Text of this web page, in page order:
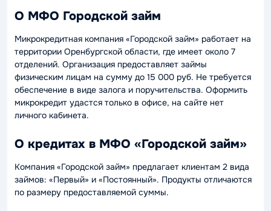
О МФО Городской займ
Микрокредитная компания «Городской займ» работает на
территории Оренбургской области, где имеет около 7
отделений. Организация предоставляет займы
физическим лицам на сумму до 15 000 руб. Не требуется
обеспечение в виде залога и поручительства. Оформить
микрокредит удастся только в офисе, на сайте нет
личного кабинета.
О кредитах в МФО «Городской займ»
Компания «Городской займ» предлагает клиентам 2 вида
займов: «Первый» и «Постоянный». Продукты отличаются
по размеру предоставляемой суммы.